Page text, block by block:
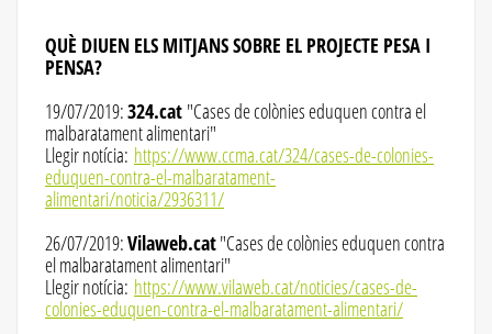
QUÈ DIUEN ELS MITJANS SOBRE EL PROJECTE PESA I
PENSA?
19/07/2019:324.cat "Cases de colònies eduquen contra el
malbaratament alimentari"
Llegir notícia: https://www.ccma.cat/324/cases-de-colonies-
eduquen-contra-el-malbaratament-
alimentari/noticia/2936311/
26/07/2019:Vilaweb.cat"Cases de colònies eduquen contra
el malbaratament alimentari"
Llegir notícia: https://www.vilaweb.cat/noticies/cases-de-
colonies-eduquen-contra-el-malbaratament-alimentari/